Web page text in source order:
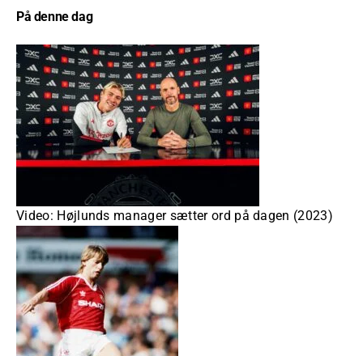
På denne dag
Video: Højlunds manager sætter ord på dagen (2023)